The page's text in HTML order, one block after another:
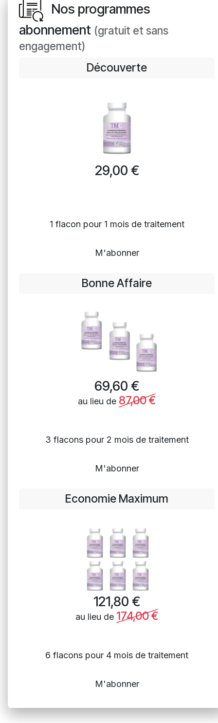
Nos programmes
abonnement (gratuit et sans
engagement)
Découverte
29,00 €
1 flacon pour 1 mois de traitement
M'abonner
Bonne Affaire
69,60 €
au lieu de 87,00€
3 flacons pour 2 mois de traitement
M'abonner
Economie Maximum
121,80 €
au lieu de 174,00€
6 flacons pour 4 mois de traitement
M'abonner